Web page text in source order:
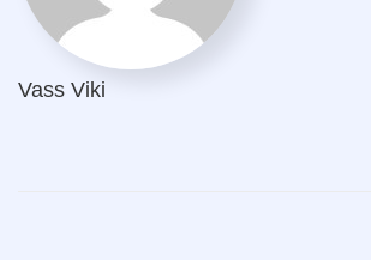
Vass Viki